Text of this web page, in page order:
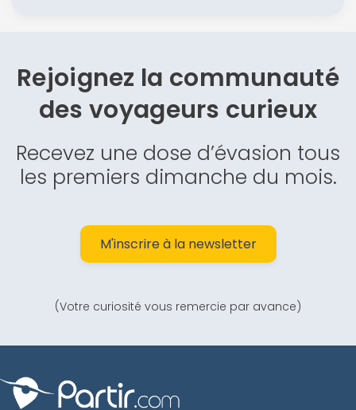
Rejoignez la communauté
desvoyageurs curieux
Recevez une dose d’évasion tous
les premiers dimanche du mois.
M'inscrire à la newsletter
(Votre curiosité vous remercie par avance)